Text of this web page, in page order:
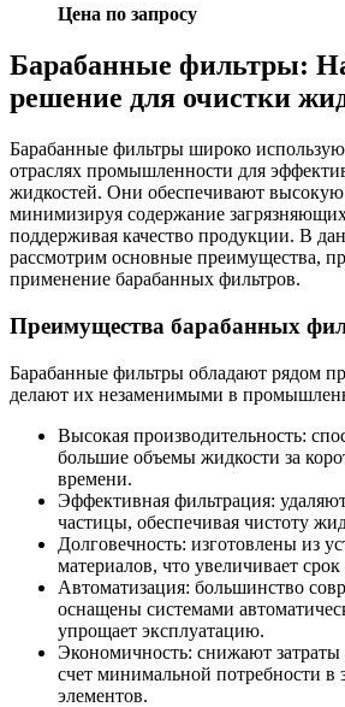
Цена по запросу
Барабанные фильтры:
решение для очистки
Барабанные фильтры широко
отраслях промышленности для
жидкостей. Они обеспечивают высокую
минимизируя содержание
поддерживая качество продукции. В
рассмотрим основные преимущества,
применение барабанных фильтров.
Преимущества барабанных
Барабанные фильтры обладают рядом
делают их незаменимыми в
Высокая производительность:
большие объемы жидкости за
времени.
Эффективная фильтрация:
частицы, обеспечивая чистоту
Долговечность: изготовлены из
материалов, что увеличивает
Автоматизация: большинство
оснащены системами
упрощает эксплуатацию.
Экономичность: снижают затраты
счет минимальной потребности
элементов.